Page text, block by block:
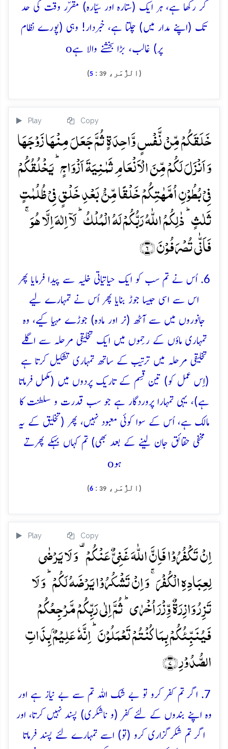
کر رکھا ہے، ہر ایک (ستارہ اور سیّارہ) مقرّر وقت کی حد
تک (اپنے مدار میں) چلتا ہے، خبردار! وہی (پورے نظام
پر) غالب، بڑا بخشنے والا ہےo
(الزُّمَر،39
:
5
)
Play Copy
خَلَقَکُمۡ مِّنۡ نَّفۡسٍ وَّاحِدَۃٍ ثُمَّ جَعَلَ مِنۡہَا زَوۡجَہَا
وَ اَنۡزَلَ لَکُمۡ مِّنَ الۡاَنۡعَامِ ثَمٰنِیَۃَ اَزۡوَاجٍ ؕ یَخۡلُقُکُمۡ
فِیۡ بُطُوۡنِ اُمَّہٰتِکُمۡ خَلۡقًا مِّنۡۢ بَعۡدِ خَلۡقٍ فِیۡ ظُلُمٰتٍ
ثَلٰثٍ ؕ ذٰلِکُمُ اللّٰہُ رَبُّکُمۡ لَہُ الۡمُلۡکُ ؕ لَاۤ اِلٰہَ اِلَّا ہُوَ ۚ
فَاَنّٰی تُصۡرَفُوۡنَ ﴿۶﴾
6. اُس نے تم سب کو ایک حیاتیاتی خلیہ سے پیدا فرمایا پھر
اس سے اسی جیسا جوڑ بنایا پھر اُس نے تمہارے لیے
جانوروں میں سے آٹھ (نر اور مادہ) جوڑے مہیا کیے، وہ
تمہاری ماؤں کے رحِموں میں ایک تخلیقی مرحلہ سے اگلے
تخلیقی مرحلہ میں ترتیب کے ساتھ تمہاری تشکیل کرتا ہے
(اِس عمل کو) تین قِسم کے تاریک پردوں میں (مکمل فرماتا
ہے)، یہی تمہارا پروردگار ہے جو سب قدرت و سلطنت کا
مالک ہے، اُس کے سوا کوئی معبود نہیں، پھر (تخلیق کے یہ
مخفی حقائق جان لینے کے بعد بھی) تم کہاں بہکے پھرتے
ہوo
(الزُّمَر،39
:
6
)
Play Copy
اِنۡ تَکۡفُرُوۡا فَاِنَّ اللّٰہَ غَنِیٌّ عَنۡکُمۡ ۟ وَ لَا یَرۡضٰی
لِعِبَادِہِ الۡکُفۡرَ ۚ وَ اِنۡ تَشۡکُرُوۡا یَرۡضَہُ لَکُمۡ ؕ وَ لَا
تَزِرُ وَازِرَۃٌ وِّزۡرَ اُخۡرٰی ؕ ثُمَّ اِلٰی رَبِّکُمۡ مَّرۡجِعُکُمۡ
فَیُنَبِّئُکُمۡ بِمَا کُنۡتُمۡ تَعۡمَلُوۡنَ ؕ اِنَّہٗ عَلِیۡمٌۢ بِذَاتِ
الصُّدُوۡرِ ﴿۷﴾
7. اگر تم کفر کرو تو بے شک اللہ تم سے بے نیاز ہے اور
وہ اپنے بندوں کے لئے کفر (و ناشکری) پسند نہیں کرتا، اور
اگر تم شکرگزاری کرو (تو) اسے تمہارے لئے پسند فرماتا